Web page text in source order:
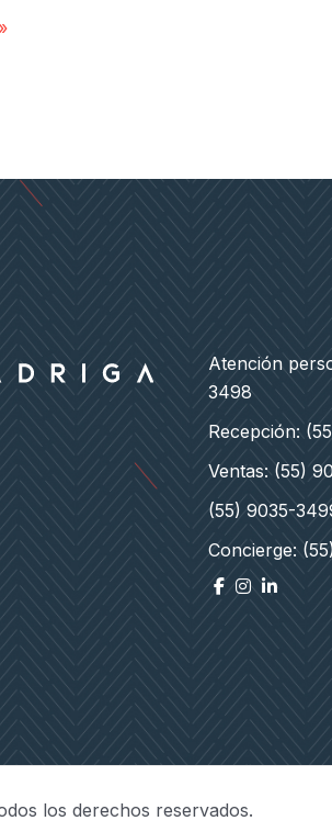
Atención
3498
Recepción:
Ventas: (55)
(55) 9035-
Concierge:
los derechos reservados.